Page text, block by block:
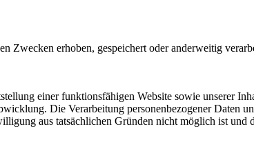
erhoben, gespeichert oder anderweitig
einer funktionsfähigen Website sowie unserer
Die Verarbeitung personenbezogener Daten
aus tatsächlichen Gründen nicht möglich ist und